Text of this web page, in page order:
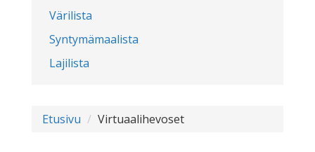
Värilista
Syntymämaalista
Lajilista
Etusivu Virtuaalihevoset